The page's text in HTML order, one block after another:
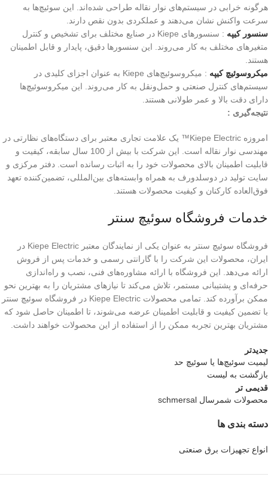
دسته بندی ها
انواع تجهیزات برق صنعتی
هرگونه خرابی در سیستم‌های نوار نقاله طراحی شده‌اند. این سوئیچ‌ها به
سرعت واکنش نشان می‌دهند و عملکردی بدون نقص دارند.
سنسور کیپه
: سنسورهای Kiepe در صنایع مختلف برای تشخیص و کنترل
متغیرهای مختلف به کار می‌روند. این سنسورها دقیق، پایدار و قابل اطمینان
هستند.
میکروسوئیچ کیپه
: میکروسوئیچ‌های Kiepe به عنوان اجزای کلیدی در
سیستم‌های کنترل صنعتی و حمل‌ونقل به کار می‌روند. این میکروسوئیچ‌ها
دارای دقت بالا و عمر طولانی هستند.
نتیجه‌گیری :
امروزه Kiepe Electric™ یک علامت تجاری معتبر برای دستگاه‌های نظارتی در
مهندسی نوار نقاله است. این شرکت با بیش از 100 سال سابقه، کیفیت و
قابلیت اطمینان بالای محصولات خود را به اثبات رسانده است. دفتر مرکزی و
سایت تولید در دوسلدورف به همراه وابسته‌های بین‌المللی، تضمین‌کننده تعهد
فوق‌العاده کارکنان و کیفیت محصولات هستند.
خدمات فروشگاه سوئیچ سنتر
فروشگاه سوئیچ سنتر به عنوان یکی از نمایندگان معتبر Kiepe Electric در
ایران، محصولات این شرکت را با گارانتی رسمی و خدمات پس از فروش
ارائه می‌دهد. این فروشگاه با ارائه مشاوره‌های فنی، نصب و راه‌اندازی
حرفه‌ای و پشتیبانی مستمر، تلاش می‌کند تا نیازهای مشتریان را به بهترین نحو
ممکن برآورده کند. تمامی محصولات Kiepe Electric در فروشگاه سوئیچ سنتر
با تضمین کیفیت و قابلیت اطمینان عرضه می‌شوند، تا اطمینان حاصل شود که
مشتریان بهترین تجربه ممکن را از استفاده از این محصولات خواهند داشت.
جدیدتر
لیمیت سوئیچ‌ها یا سوئیچ حد
بازگشت به لیست
قدیمی تر
محصولات شمرسال schmersal